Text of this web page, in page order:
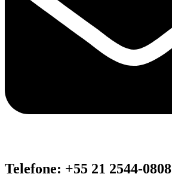
Telefone: +55 21 2544-0808